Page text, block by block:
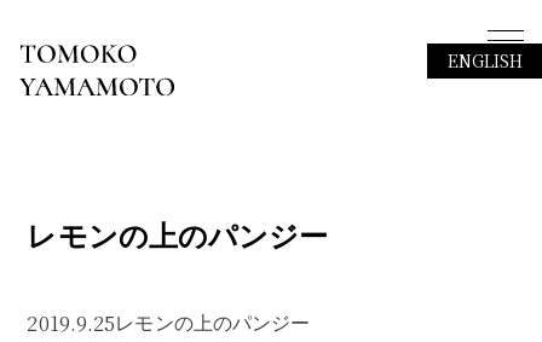
ENGLISH
レモンの上のパンジー
2019.9.25レモンの上のパンジー